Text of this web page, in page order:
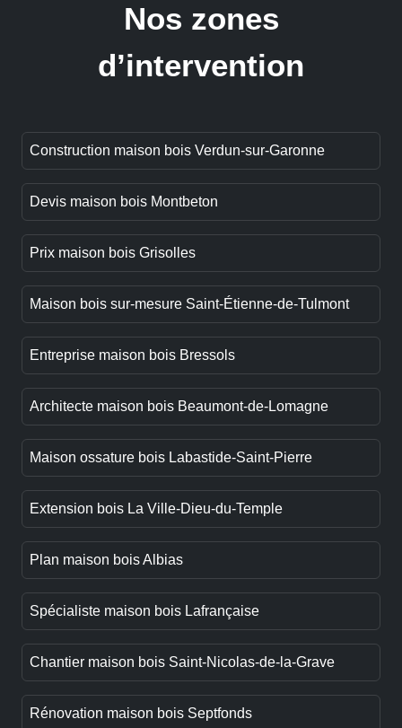
Nos zones
d’intervention
Construction maison bois Verdun-sur-Garonne
Devis maison bois Montbeton
Prix maison bois Grisolles
Maison bois sur-mesure Saint-Étienne-de-Tulmont
Entreprise maison bois Bressols
Architecte maison bois Beaumont-de-Lomagne
Maison ossature bois Labastide-Saint-Pierre
Extension bois La Ville-Dieu-du-Temple
Plan maison bois Albias
Spécialiste maison bois Lafrançaise
Chantier maison bois Saint-Nicolas-de-la-Grave
Rénovation maison bois Septfonds